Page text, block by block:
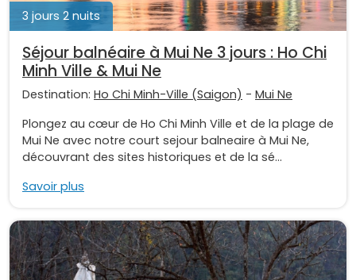
3 jours 2 nuits
Séjour balnéaire à Mui Ne 3 jours : Ho Chi
Minh Ville & Mui Ne
Destination: Ho Chi Minh-Ville (Saigon) - Mui Ne
Plongez au cœur de Ho Chi Minh Ville et de la plage de
Mui Ne avec notre court sejour balneaire à Mui Ne,
découvrant des sites historiques et de la sé...
Savoir plus